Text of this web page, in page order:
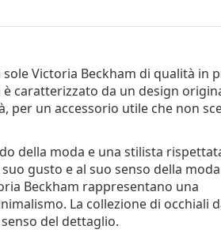
sole Victoria Beckham di qualità in
caratterizzato da un design
per un accessorio utile che non
della moda e una stilista
gusto e al suo senso della
Beckham rappresentano una
La collezione di occhiali
del dettaglio.